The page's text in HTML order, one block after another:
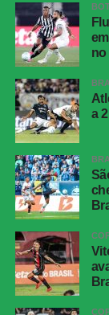
Com maior
Tricolor passou
adversária. A
Serna recebeu
cruzamento na
apareceu livre e
na trave antes
O Botafogo
vantagem
um passe de
facilitando a
O Fluminense
minutos.
forte, mas
no
a